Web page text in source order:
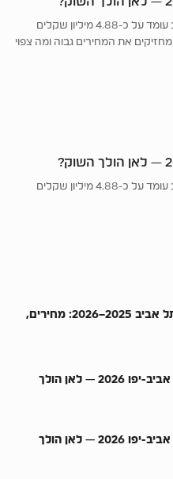
מחיר ממוצע לדירת 4 חדרים בתל אביב עומד על כ-4.88 מיליון שקלים
שמחזיקים את המחירים גבוה ומה צפוי
מחיר ממוצע לדירת 4 חדרים בתל אביב עומד על כ-4.88 מיליון שקלים
שוק הנדל”ן ביפו ובתל אביב 2025–2026: מחירים,
מחירי דירות בתל אביב-יפו 2026 — לאן הולך
מחירי דירות בתל אביב-יפו 2026 — לאן הולך